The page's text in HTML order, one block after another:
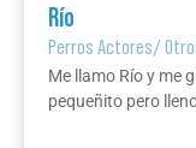
Río
Perros Actores/
Me llamo Río y me
pequeñito pero